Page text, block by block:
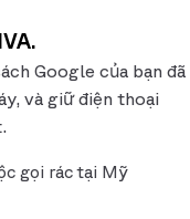
Google của bạn đã
và giữ điện thoại
gọi rác tại Mỹ